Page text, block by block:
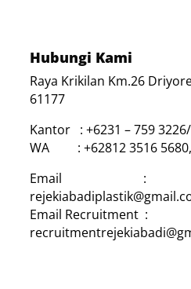
Hubungi Kami
Raya Krikilan Km.26
61177
Kantor : +6231 – 759
WA : +62812 3516 5680,
Email :
Email Recruitment :